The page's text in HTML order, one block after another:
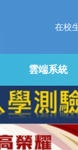
雲端系統
在校